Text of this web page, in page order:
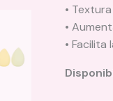
•
•
• Facilita